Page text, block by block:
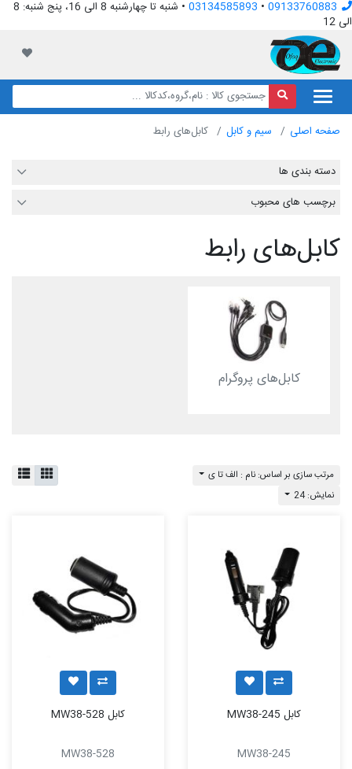
09133760883
•
03134585893
• شنبه تا چهارشنبه 8 الی 16، پنج شنبه: 8
الی 12
لیست
صفحه اصلی سیم و کابل کابل‌های رابط
دسته بندی ها
برچسب های محبوب
کابل‌های رابط
کابل‌های پروگرام
مرتب سازی بر اساس: نام : الف تا ی
نمایش: 24
کابل MW38-245
MW38-245
کابل MW38-528
MW38-528